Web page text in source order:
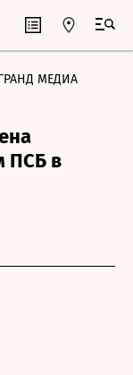
МЕДИА
ПСБ в